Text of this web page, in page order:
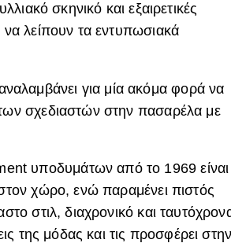
σκηνικό και εξαιρετικές
λείπουν τα εντυπωσιακά
για μία ακόμα φορά να
σχεδιαστών στην πασαρέλα με
υποδυμάτων από το 1969 είναι
χώρο, ενώ παραμένει πιστός
στιλ, διαχρονικό και
της μόδας και τις προσφέρει